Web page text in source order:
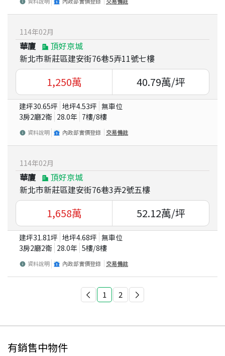
114年02月
華廈
頂好京城
新北市新莊區建安街76巷5弄11號七樓
1,250萬 40.79萬/坪
建坪30.65坪 地坪4.53坪 無車位
3房2廳2衛 28.0年 7樓/8樓
資料說明 內政部實價登錄 交易備註
114年02月
華廈
頂好京城
新北市新莊區建安街76巷3弄2號五樓
1,658萬 52.12萬/坪
建坪31.81坪 地坪4.68坪 無車位
3房2廳2衛 28.0年 5樓/8樓
資料說明 內政部實價登錄 交易備註
1 2
有銷售中物件